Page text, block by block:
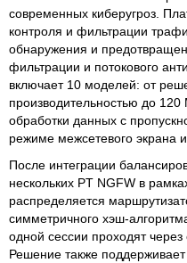
современных киберугроз.
контроля и фильтрации
обнаружения и
фильтрации и потокового
включает 10 моделей: от
производительностью до
обработки данных с
режиме межсетевого экрана
После интеграции
нескольких PT NGFW в
распределяется
симметричного
одной сессии проходят
Решение также